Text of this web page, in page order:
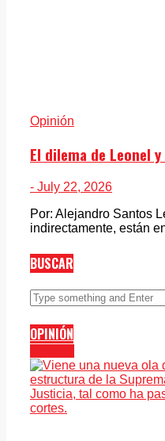
Opinión
El dilema de Leonel y
- July 22, 2026
Por: Alejandro Santos
indirectamente, están
BUSCAR
OPINIÓN